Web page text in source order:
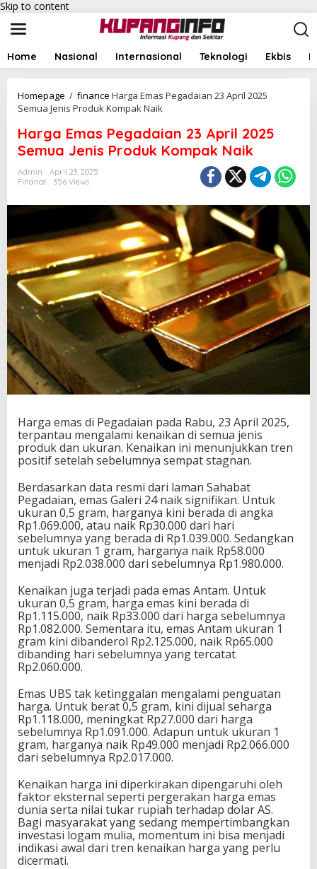
Skip to content
Home Nasional Internasional Teknologi Ekbis
Homepage / finance Harga Emas Pegadaian 23 April 2025
Semua Jenis Produk Kompak Naik
Harga Emas Pegadaian 23 April 2025
Semua Jenis Produk Kompak Naik
Admin
April 23, 2025
Finance
356 Views
Harga emas di Pegadaian pada Rabu, 23 April 2025,
terpantau mengalami kenaikan di semua jenis
produk dan ukuran. Kenaikan ini menunjukkan tren
positif setelah sebelumnya sempat stagnan.
Berdasarkan data resmi dari laman Sahabat
Pegadaian, emas Galeri 24 naik signifikan. Untuk
ukuran 0,5 gram, harganya kini berada di angka
Rp1.069.000, atau naik Rp30.000 dari hari
sebelumnya yang berada di Rp1.039.000. Sedangkan
untuk ukuran 1 gram, harganya naik Rp58.000
menjadi Rp2.038.000 dari sebelumnya Rp1.980.000.
Kenaikan juga terjadi pada emas Antam. Untuk
ukuran 0,5 gram, harga emas kini berada di
Rp1.115.000, naik Rp33.000 dari harga sebelumnya
Rp1.082.000. Sementara itu, emas Antam ukuran 1
gram kini dibanderol Rp2.125.000, naik Rp65.000
dibanding hari sebelumnya yang tercatat
Rp2.060.000.
Emas UBS tak ketinggalan mengalami penguatan
harga. Untuk berat 0,5 gram, kini dijual seharga
Rp1.118.000, meningkat Rp27.000 dari harga
sebelumnya Rp1.091.000. Adapun untuk ukuran 1
gram, harganya naik Rp49.000 menjadi Rp2.066.000
dari sebelumnya Rp2.017.000.
Kenaikan harga ini diperkirakan dipengaruhi oleh
faktor eksternal seperti pergerakan harga emas
dunia serta nilai tukar rupiah terhadap dolar AS.
Bagi masyarakat yang sedang mempertimbangkan
investasi logam mulia, momentum ini bisa menjadi
indikasi awal dari tren kenaikan harga yang perlu
dicermati.